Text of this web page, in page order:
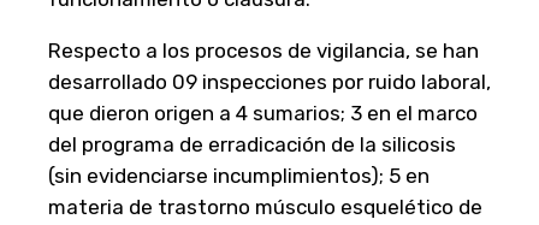
Respecto a los procesos de vigilancia, se han
desarrollado 09 inspecciones por ruido laboral,
que dieron origen a 4 sumarios; 3 en el marco
del programa de erradicación de la silicosis
(sin evidenciarse incumplimientos); 5 en
materia de trastorno músculo esquelético de